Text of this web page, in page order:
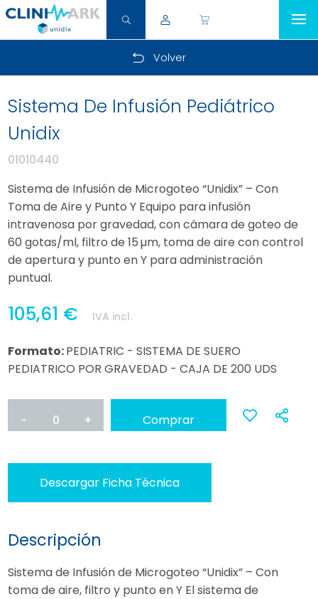
Volver
Sistema De Infusión Pediátrico
Unidix
01010440
Sistema de Infusión de Microgoteo “Unidix” – Con
Toma de Aire y Punto Y Equipo para infusión
intravenosa por gravedad, con cámara de goteo de
60 gotas/ml, filtro de 15 µm, toma de aire con control
de apertura y punto en Y para administración
puntual.
105,61 € IVA incl.
Formato:PEDIATRIC - SISTEMA DE SUERO
PEDIATRICO POR GRAVEDAD - CAJA DE 200 UDS
- 0 + Comprar
Descargar Ficha Técnica
Descripción
Sistema de Infusión de Microgoteo “Unidix” – Con
toma de aire, filtro y punto en Y El sistema de